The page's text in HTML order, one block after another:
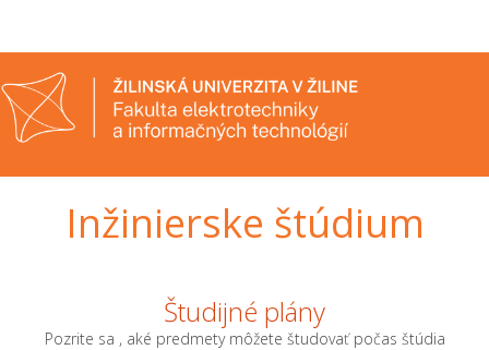
Inžinierske štúdium
Študijné plány
Pozrite sa , aké predmety môžete študovať počas štúdia